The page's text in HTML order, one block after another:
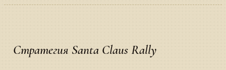
Стратегия Santa Claus Rally